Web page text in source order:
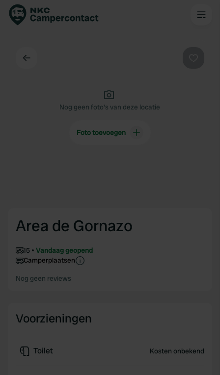
Nog geen foto's van deze locatie
Foto toevoegen
Area de Gornazo
15
Vandaag geopend
Camperplaatsen
Nog geen reviews
Voorzieningen
Toilet Kosten onbekend